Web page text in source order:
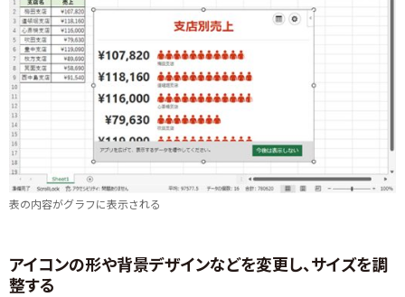
表の内容がグラフに表示される
アイコンの形や背景デザインなどを変更し、サイズを調
整する